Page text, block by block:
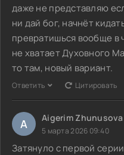
даже не представляю
ни дай бог, начнёт
превратишься вообще в
не хватает Духовного
то там, новый вариант.
Ответить Цитировать
A Aigerim Zhunusova
5 марта 2026 09:40
Затянуло с первой